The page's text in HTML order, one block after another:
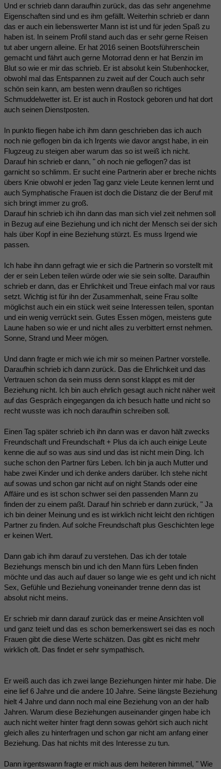
Und er schrieb dann daraufhin zurück, das das sehr angenehme
Eigenschaften sind und es ihm gefällt. Weiterhin schrieb er dann
das er auch ein liebenswerter Mann ist ist und für jeden Spaß zu
haben ist. In seinem Profil stand auch das er sehr gerne Reisen
tut aber ungern alleine. Er hat 2016 seinen Bootsführerschein
gemacht und fährt auch gerne Motorrad denn er hat Benzin im
Blut so wie er mir das schrieb. Er ist absolut kein Stubenhocker,
obwohl mal das Entspannen zu zweit auf der Couch auch sehr
schön sein kann, am besten wenn draußen so richtiges
Schmuddelwetter ist. Er ist auch in Rostock geboren und hat dort
auch seinen Dienstposten.
In punkto fliegen habe ich ihm dann geschrieben das ich auch
noch nie geflogen bin da ich Irgents wie davor angst habe, in ein
Flugzeug zu steigen aber warum das so ist weiß ich nicht.
Darauf hin schrieb er dann, " oh noch nie geflogen? das ist
garnicht so schlimm. Er sucht eine Partnerin aber er breche nichts
übers Knie obwohl er jeden Tag ganz viele Leute kennen lernt und
auch Symphatische Frauen ist doch die Distanz die der Beruf mit
sich bringt immer zu groß.
Darauf hin schrieb ich ihn dann das man sich viel zeit nehmen soll
in Bezug auf eine Beziehung und ich nicht der Mensch sei der sich
hals über Kopf in eine Beziehung stürzt. Es muss Irgend wie
passen.
Ich habe ihn dann gefragt wie er sich die Partnerin so vorstellt mit
der er sein Leben teilen würde oder wie sie sein sollte. Daraufhin
schrieb er dann, das er Ehrlichkeit und Treue einfach mal vor raus
setzt. Wichtig ist für ihn der Zusammenhalt, seine Frau sollte
möglichst auch ein ein stück weit seine Interessen teilen, spontan
und ein wenig verrückt sein. Gutes Essen mögen, meistens gute
Laune haben so wie er und nicht alles zu verbittert ernst nehmen.
Sonne, Strand und Meer mögen.
Und dann fragte er mich wie ich mir so meinen Partner vorstelle.
Daraufhin schrieb ich dann zurück. Das die Ehrlichkeit und das
Vertrauen schon da sein muss denn sonst klappt es mit der
Beziehung nicht. Ich bin auch ehrlich gesagt auch nicht näher weit
auf das Gespräch eingegangen da ich besuch hatte und nicht so
recht wusste was ich noch daraufhin schreiben soll.
Einen Tag später schrieb ich ihn dann was er davon hält zwecks
Freundschaft und Freundschaft + Plus da ich auch einige Leute
kenne die auf so was aus sind und das ist nicht mein Ding. Ich
suche schon den Partner fürs Leben. Ich bin ja auch Mutter und
habe zwei Kinder und ich denke anders darüber. Ich stehe nicht
auf sowas und schon gar nicht auf on night Stands oder eine
Affäire und es ist schon schwer sei den passenden Mann zu
finden der zu einem paßt. Darauf hin schrieb er dann zurück, " Ja
ich bin deiner Meinung und es ist wirklich nicht leicht den richtigen
Partner zu finden. Auf solche Freundschaft plus Geschichten lege
er keinen Wert.
Dann gab ich ihm darauf zu verstehen. Das ich der totale
Beziehungs mensch bin und ich den Mann fürs Leben finden
möchte und das auch auf dauer so lange wie es geht und ich nicht
Sex, Gefühle und Beziehung voneinander trenne denn das ist
absolut nicht meins.
Er schrieb mir dann darauf zurück das er meine Ansichten voll
und ganz teielt und das es schon bemerkenswert sei das es noch
Frauen gibt die diese Werte schätzen. Das gibt es nicht mehr
wirklich oft. Das findet er sehr sympathisch.
Er weiß auch das ich zwei lange Beziehungen hinter mir habe. Die
eine lief 6 Jahre und die andere 10 Jahre. Seine längste Beziehung
hielt 4 Jahre und dann noch mal eine Beziehung von an der halb
Jahren. Warum diese Beziehungen auseinander gingen habe ich
auch nicht weiter hinter fragt denn sowas gehört sich auch nicht
gleich alles zu hinterfragen und schon gar nicht am anfang einer
Beziehung. Das hat nichts mit des Interesse zu tun.
Dann irgentswann fragte er mich aus dem heiteren himmel, " Wie